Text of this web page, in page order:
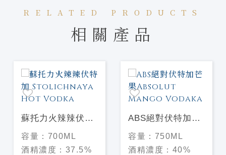
RELATED PRODUCTS
相關產品
蘇托力火辣辣伏特
加 Stolichnaya
Hot Vodka
容量： 700ML
酒精濃度： 37.5%
ABS絕對伏特加芒
果Absolut Mango
Vodaka
容量： 750ML
酒精濃度： 40%